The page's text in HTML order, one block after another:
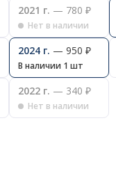
2021 г. — 780 ₽
Нет в наличии
2024 г. — 950 ₽
В наличии 1 шт
2022 г. — 340 ₽
Нет в наличии